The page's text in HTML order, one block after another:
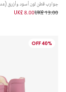
جوارب قطن لون أسود وأزرق (عدد
UK£ 13.00
UK£ 8.00
40% OFF